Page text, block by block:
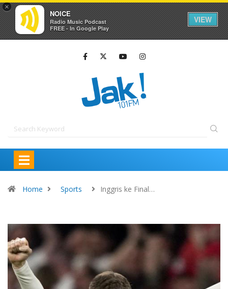
×
NOICE
Radio Music Podcast
FREE - In Google Play
VIEW
Home Sports Inggris ke Final…